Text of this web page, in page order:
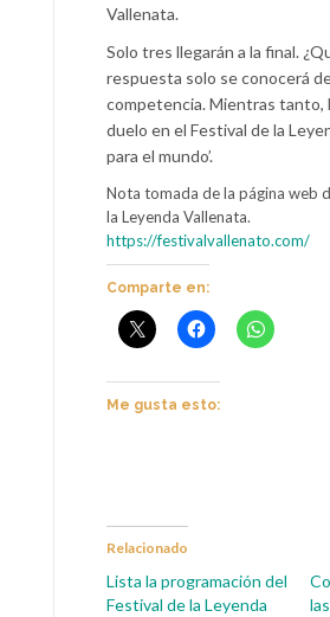
Vallenata.
Solo tres llegarán a la final.
respuesta solo se conocerá
competencia. Mientras tanto,
duelo en el Festival de la
para el mundo’.
Nota tomada de la página web
la Leyenda Vallenata.
https://festivalvallenato.com/
Comparte en:
Me gusta esto:
Relacionado
Lista la programación del
Festival de la Leyenda